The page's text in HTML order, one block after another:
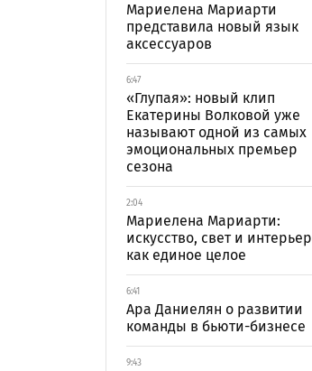
Мариелена Мариарти
представила новый язык
аксессуаров
6:47
«Глупая»: новый клип
Екатерины Волковой уже
называют одной из самых
эмоциональных премьер
сезона
2:04
Мариелена Мариарти:
искусство, свет и интерьер
как единое целое
6:41
Ара Даниелян о развитии
команды в бьюти-бизнесе
9:43